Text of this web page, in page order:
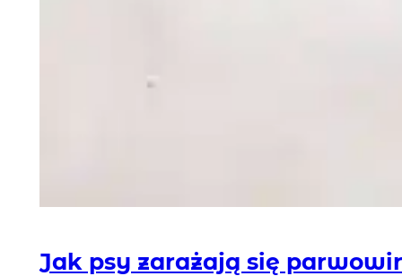
Jak psy zarażają się